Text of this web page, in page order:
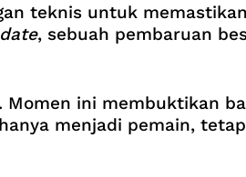
teknis untuk
, sebuah pembaruan
ini membuktikan
menjadi pemain,